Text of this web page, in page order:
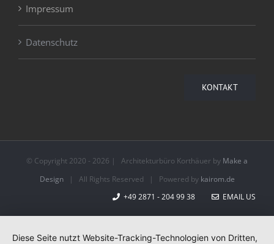
Impressum
Datenschutz
KONTAKT
© Copyright 2020 - 2026 | Architekturbüro Korthäuer by Make a
Design| All Rights Reserved | Powered by kairom.de
+49 2871 - 204 99 38
EMAIL US
Diese Seite nutzt Website-Tracking-Technologien von Dritten,